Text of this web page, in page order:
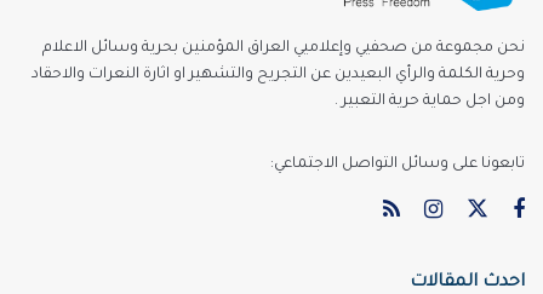
نحن مجموعة من صحفيي وإعلاميي العراق المؤمنين بحرية وسائل الاعلام
وحرية الكلمة والرأي البعيدين عن التجريح والتشهير او اثارة النعرات والاحقاد
ومن اجل حماية حرية التعبير .
تابعونا على وسائل التواصل الاجتماعي:
احدث المقالات